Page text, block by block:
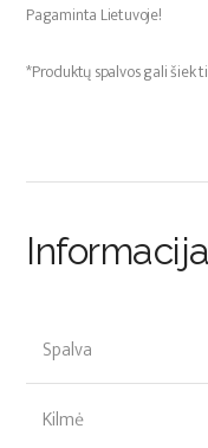
Pagaminta Lietuvoje!
*Produktų spalvos gali šiek
Informacija
Spalva
Kilmė